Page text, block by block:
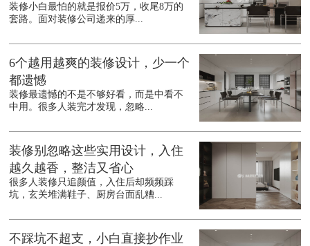
装修小白最怕的就是报价5万，收尾8万的
套路。面对装修公司递来的厚...
6个越用越爽的装修设计，少一个
都遗憾
装修最遗憾的不是不够好看，而是中看不
中用。很多人装完才发现，忽略...
装修别忽略这些实用设计，入住
越久越香，整洁又省心
很多人装修只追颜值，入住后却频频踩
坑，玄关堆满鞋子、厨房台面乱糟...
不踩坑不超支，小白直接抄作业